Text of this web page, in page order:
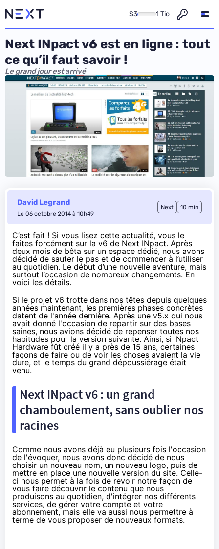
S3 1 Tio
Next INpact v6 est en ligne : tout
ce qu’il faut savoir !
Le grand jour est arrivé
David Legrand
Le 06 octobre 2014 à 10h49
Next 10 min
C’est fait ! Si vous lisez cette actualité, vous le
faites forcément sur la v6 de Next INpact. Après
deux mois de bêta sur un espace dédié, nous avons
décidé de sauter le pas et de commencer à l’utiliser
au quotidien. Le début d’une nouvelle aventure, mais
surtout l’occasion de nombreux changements. En
voici les détails.
Si le projet v6 trotte dans nos têtes depuis quelques
années maintenant, les premières phases concrètes
datent de l'année dernière. Après une v5.x qui nous
avait donné l'occasion de repartir sur des bases
saines, nous avions décidé de repenser toutes nos
habitudes pour la version suivante. Ainsi, si INpact
Hardware fût créé il y a près de 15 ans, certaines
façons de faire ou de voir les choses avaient la vie
dure, et le temps du grand dépoussiérage était
venu.
Next INpact v6 : un grand
chamboulement, sans oublier nos
racines
Comme nous avons déjà eu plusieurs fois l'occasion
de l'évoquer, nous avons donc décidé de nous
choisir un nouveau nom, un nouveau logo, puis de
mettre en place une nouvelle version du site. Celle-
ci nous permet à la fois de revoir notre façon de
vous faire découvrir le contenu que nous
produisons au quotidien, d'intégrer nos différents
services, de gérer votre compte et votre
abonnement, mais elle va aussi nous permettre à
terme de vous proposer de nouveaux formats.